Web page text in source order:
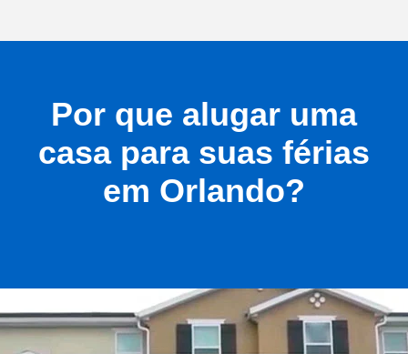
Por que alugar uma
casa para suas férias
em Orlando?